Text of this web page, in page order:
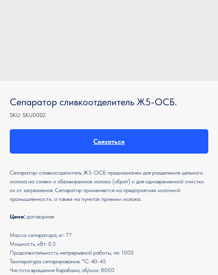
Сепаратор сливкоотделитель Ж5-ОСБ.
SKU: SKU0002
Связаться
Сепаратор-сливкоотделитель Ж5-ОСБ предназначен для разделения цельного
молока на сливки и обезжиренное молоко (обрат) и для одновременной очистки
их от загрязнения. Сепаратор применяется на предприятиях молочной
промышленности, а также на пунктах приемки молока.
Цена: договорная
Масса сепаратора, кг: 77
Мощность, кВт: 0,5
Продолжительность непрерывной работы, ча: 1000
Температура сепарирования, °С: 40-45
Частота вращения барабана, об/мин: 8000